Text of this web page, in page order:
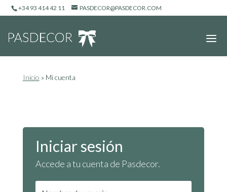
+34 93 414 42 11 PASDECOR@PASDECOR.COM
Inicio » Mi cuenta
Iniciar sesión
Accede a tu cuenta de Pasdecor.